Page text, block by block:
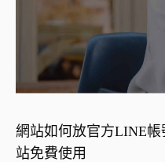
網站如何放官方LINE
站免費使用